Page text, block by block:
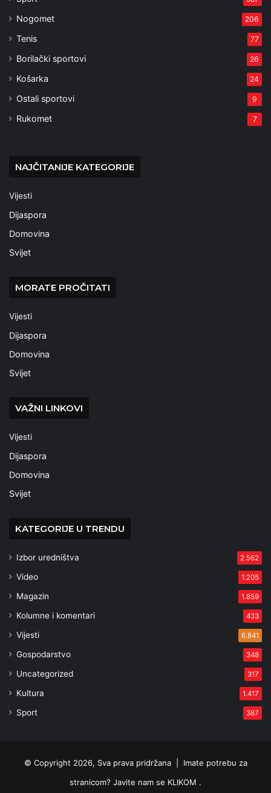
Nogomet 206
Tenis 77
Borilački sportovi 26
Košarka 24
Ostali sportovi 9
Rukomet 7
NAJČITANIJE KATEGORIJE
Vijesti
Dijaspora
Domovina
Svijet
MORATE PROČITATI
Vijesti
Dijaspora
Domovina
Svijet
VAŽNI LINKOVI
Vijesti
Dijaspora
Domovina
Svijet
KATEGORIJE U TRENDU
Izbor uredništva 2.562
Video 1.205
Magazin 1.859
Kolumne i komentari 433
Vijesti 6.841
Gospodarstvo 348
Uncategorized 317
Kultura 1.417
Sport 387
© Copyright 2026, Sva prava pridržana | Imate potrebu za
stranicom? Javite nam se KLIKOM .